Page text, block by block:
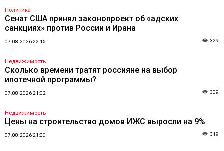
Политика
Сенат США принял законопроект об «адских
санкциях» против России и Ирана
07.08.2026 22:15 329
Недвижимость
Сколько времени тратят россияне на выбор
ипотечной программы?
07.08.2026 21:02 309
Недвижимость
Цены на строительство домов ИЖС выросли на 9%
07.08.2026 21:00 319